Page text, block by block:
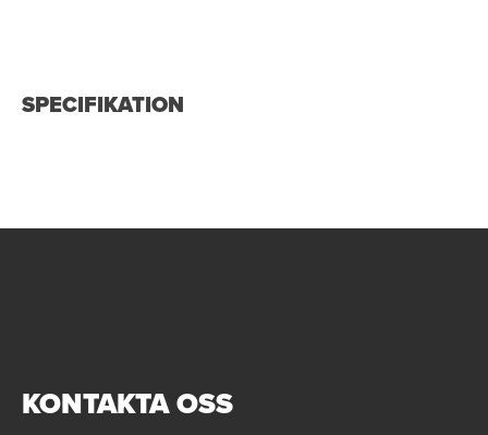
SPECIFIKATION
KONTAKTA OSS